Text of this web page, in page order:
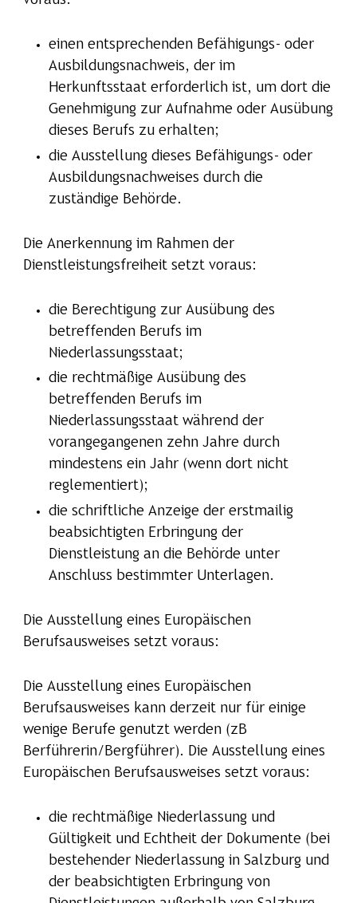
einen entsprechenden Befähigungs- oder
Ausbildungsnachweis, der im
Herkunftsstaat erforderlich ist, um dort die
Genehmigung zur Aufnahme oder Ausübung
dieses Berufs zu erhalten;
die Ausstellung dieses Befähigungs- oder
Ausbildungsnachweises durch die
zuständige Behörde.
Die Anerkennung im Rahmen der
Dienstleistungsfreiheit setzt voraus:
die Berechtigung zur Ausübung des
betreffenden Berufs im
Niederlassungsstaat;
die rechtmäßige Ausübung des
betreffenden Berufs im
Niederlassungsstaat während der
vorangegangenen zehn Jahre durch
mindestens ein Jahr (wenn dort nicht
reglementiert);
die schriftliche Anzeige der erstmailig
beabsichtigten Erbringung der
Dienstleistung an die Behörde unter
Anschluss bestimmter Unterlagen.
Die Ausstellung eines Europäischen
Berufsausweises setzt voraus:
Die Ausstellung eines Europäischen
Berufsausweises kann derzeit nur für einige
wenige Berufe genutzt werden (zB
Berführerin/Bergführer). Die Ausstellung eines
Europäischen Berufsausweises setzt voraus:
die rechtmäßige Niederlassung und
Gültigkeit und Echtheit der Dokumente (bei
bestehender Niederlassung in Salzburg und
der beabsichtigten Erbringung von